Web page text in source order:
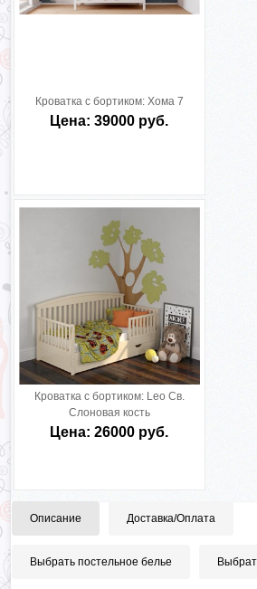
Кроватка с бортиком: Хома 7
Цена: 39000 руб.
Кроватка с бортиком: Leo Св.
Слоновая кость
Цена: 26000 руб.
Описание Доставка/Оплата
Выбрать постельное белье